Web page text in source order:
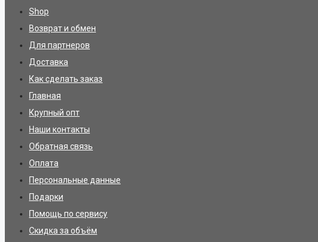
Shop
Возврат и обмен
Для партнеров
Доставка
Как сделать заказ
Главная
Крупный опт
Наши контакты
Обратная связь
Оплата
Персональные данные
Подарки
Помощь по сервису
Скидка за объём